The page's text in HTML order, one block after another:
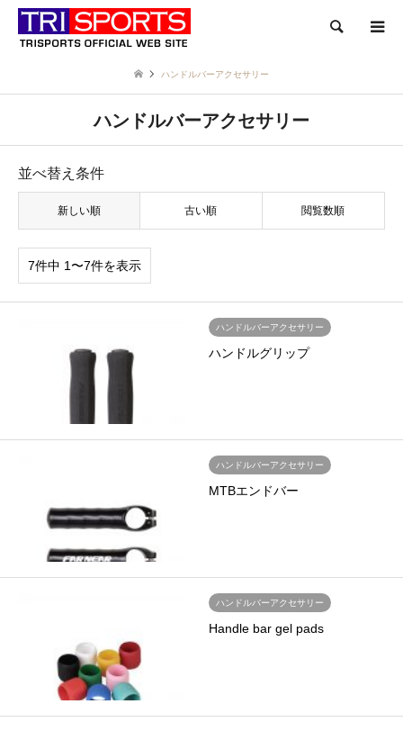
検索
ハンドルバーアクセサリー
ハンドルバーアクセサリー
並べ替え条件
新しい順 古い順 閲覧数順
7件中 1〜7件を表示
ハンドルバーアクセサリー
ハンドルグリップ
ハンドルバーアクセサリー
MTBエンドバー
ハンドルバーアクセサリー
Handle bar gel pads